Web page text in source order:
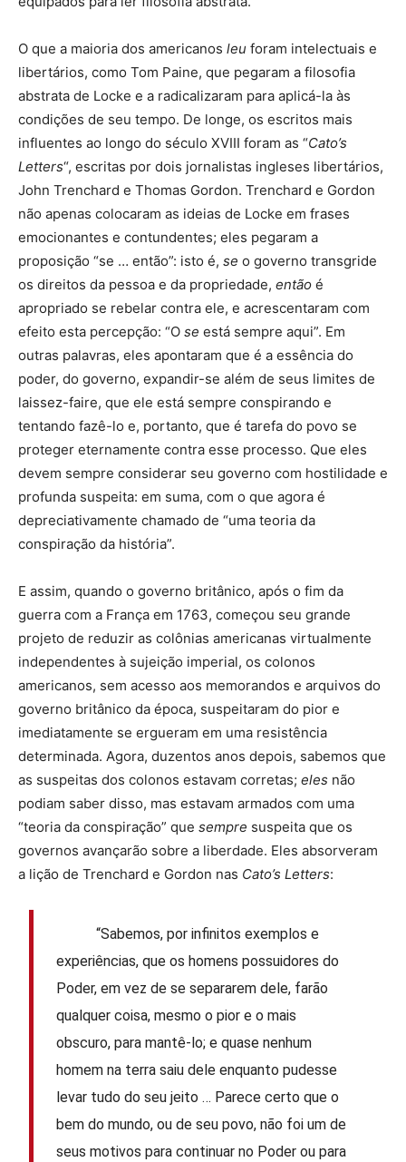
O que a maioria dos americanos leu foram intelectuais e
libertários, como Tom Paine, que pegaram a filosofia
abstrata de Locke e a radicalizaram para aplicá-la às
condições de seu tempo. De longe, os escritos mais
influentes ao longo do século XVIII foram as “Cato’s
Letters“, escritas por dois jornalistas ingleses libertários,
John Trenchard e Thomas Gordon. Trenchard e Gordon
não apenas colocaram as ideias de Locke em frases
emocionantes e contundentes; eles pegaram a
proposição “se … então”: isto é, se o governo transgride
os direitos da pessoa e da propriedade, então é
apropriado se rebelar contra ele, e acrescentaram com
efeito esta percepção: “O se está sempre aqui”. Em
outras palavras, eles apontaram que é a essência do
poder, do governo, expandir-se além de seus limites de
laissez-faire, que ele está sempre conspirando e
tentando fazê-lo e, portanto, que é tarefa do povo se
proteger eternamente contra esse processo. Que eles
devem sempre considerar seu governo com hostilidade e
profunda suspeita: em suma, com o que agora é
depreciativamente chamado de “uma teoria da
conspiração da história”.
E assim, quando o governo britânico, após o fim da
guerra com a França em 1763, começou seu grande
projeto de reduzir as colônias americanas virtualmente
independentes à sujeição imperial, os colonos
americanos, sem acesso aos memorandos e arquivos do
governo britânico da época, suspeitaram do pior e
imediatamente se ergueram em uma resistência
determinada. Agora, duzentos anos depois, sabemos que
as suspeitas dos colonos estavam corretas; eles não
podiam saber disso, mas estavam armados com uma
“teoria da conspiração” que sempre suspeita que os
governos avançarão sobre a liberdade. Eles absorveram
a lição de Trenchard e Gordon nas Cato’s Letters:
“Sabemos, por infinitos exemplos e
experiências, que os homens possuidores do
Poder, em vez de se separarem dele, farão
qualquer coisa, mesmo o pior e o mais
obscuro, para mantê-lo; e quase nenhum
homem na terra saiu dele enquanto pudesse
levar tudo do seu jeito … Parece certo que o
bem do mundo, ou de seu povo, não foi um de
seus motivos para continuar no Poder ou para